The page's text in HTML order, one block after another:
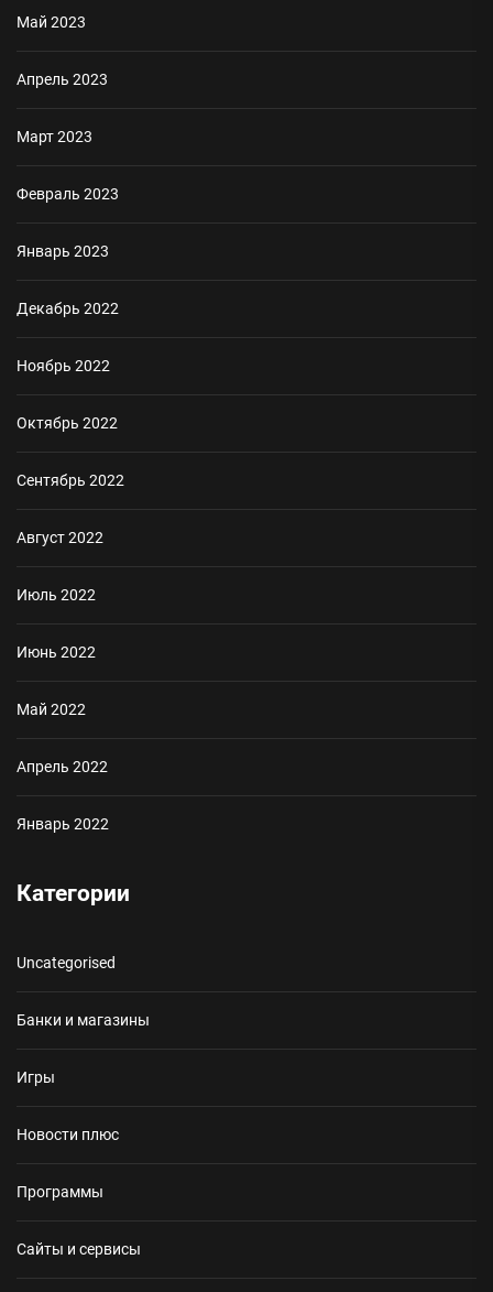
Май 2023
Апрель 2023
Март 2023
Февраль 2023
Январь 2023
Декабрь 2022
Ноябрь 2022
Октябрь 2022
Сентябрь 2022
Август 2022
Июль 2022
Июнь 2022
Май 2022
Апрель 2022
Январь 2022
Категории
Uncategorised
Банки и магазины
Игры
Новости плюс
Программы
Сайты и сервисы